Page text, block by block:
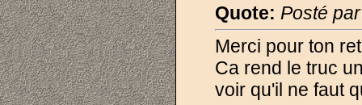
Quote: Posté
Merci pour ton
Ca rend le truc
voir qu'il ne faut